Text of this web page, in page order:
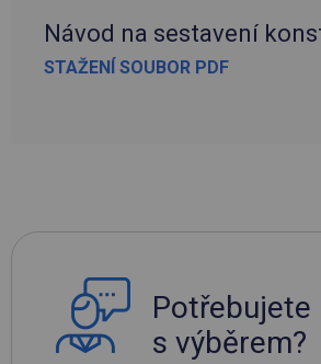
Návod na sestavení
STAŽENÍ SOUBOR PDF
Potřebujete
s výběrem?